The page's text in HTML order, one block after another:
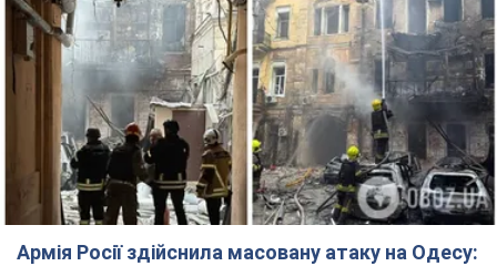
Армія Росії здійснила масовану атаку на Одесу: